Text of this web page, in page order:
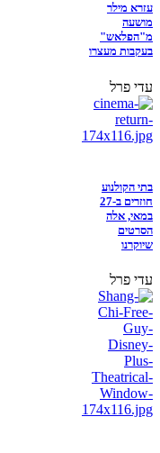
עזרא מילר
מושעה
מ"הפלאש"
בעקבות מעצרו
עדי פרל
בתי הקולנוע
חוזרים ב-27
במאי, אלה
הסרטים
שיוקרנו
עדי פרל